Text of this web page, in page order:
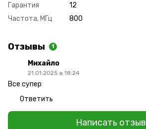
Гарантия
12
Частота, МГц
800
Отзывы 1
Михайло
21.01.2025 в 18:24
Все супер
Ответить
Написать отзыв